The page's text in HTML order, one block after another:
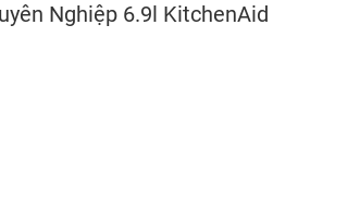
Nghiệp 6.9l KitchenAid